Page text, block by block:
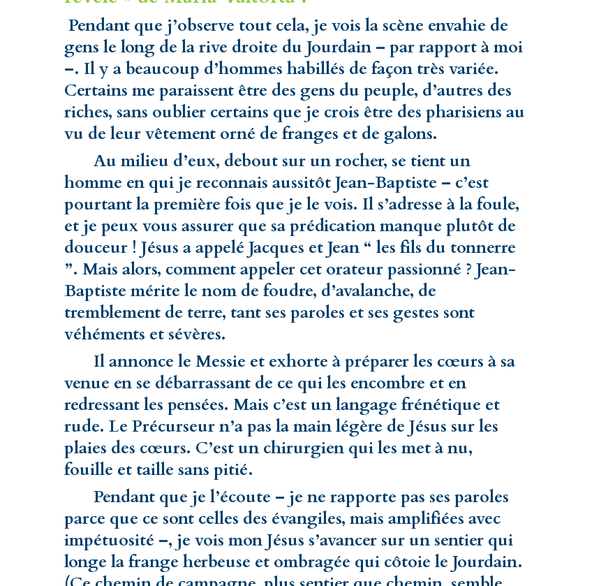
Pendant que j’observe tout cela, je vois la scène envahie de
gens le long de la rive droite du Jourdain – par rapport à moi
–. Il y a beaucoup d’hommes habillés de façon très variée.
Certains me paraissent être des gens du peuple, d’autres des
riches, sans oublier certains que je crois être des pharisiens au
vu de leur vêtement orné de franges et de galons.
Au milieu d’eux, debout sur un rocher, se tient un
homme en qui je reconnais aussitôt Jean-Baptiste – c’est
pourtant la première fois que je le vois. Il s’adresse à la foule,
et je peux vous assurer que sa prédication manque plutôt de
douceur ! Jésus a appelé Jacques et Jean “ les fils du tonnerre
”. Mais alors, comment appeler cet orateur passionné ? Jean-
Baptiste mérite le nom de foudre, d’avalanche, de
tremblement de terre, tant ses paroles et ses gestes sont
véhéments et sévères.
Il annonce le Messie et exhorte à préparer les cœurs à sa
venue en se débarrassant de ce qui les encombre et en
redressant les pensées. Mais c’est un langage frénétique et
rude. Le Précurseur n’a pas la main légère de Jésus sur les
plaies des cœurs. C’est un chirurgien qui les met à nu,
fouille et taille sans pitié.
Pendant que je l’écoute – je ne rapporte pas ses paroles
parce que ce sont celles des évangiles, mais amplifiées avec
impétuosité –, je vois mon Jésus s’avancer sur un sentier qui
longe la frange herbeuse et ombragée qui côtoie le Jourdain.